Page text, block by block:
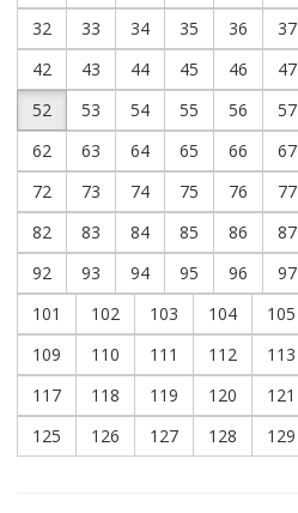
32
33 34 35 36 37
42
43 44 45 46 47
52
53 54 55 56 57
62
63 64 65 66 67
72
73 74 75 76 77
82
83 84 85 86 87
92
93 94 95 96 97
101
102 103 104 105
109
110 111 112 113
117
118 119 120 121
125
126 127 128 129